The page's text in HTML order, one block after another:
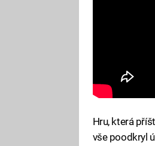
Hru, která
vše poodkryl